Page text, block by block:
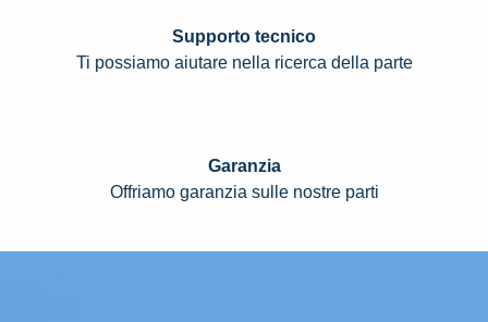
Supporto tecnico
Ti possiamo aiutare nella ricerca della parte
Garanzia
Offriamo garanzia sulle nostre parti